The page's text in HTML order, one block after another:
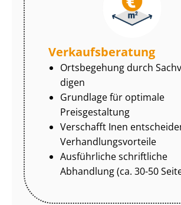
Ver­kaufs­be­ra­tung
Ortsbegehung durch
di­gen
Grundlage für optimale
Preisgestaltung
Verschafft Inen
Ver­hand­lungs­vor­tei­le
Ausführliche schriftliche
Abhandlung (ca. 30-50